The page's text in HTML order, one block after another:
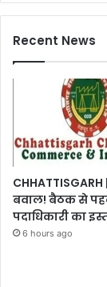
Recent News
बवाल! बैठक से
पदाधिकारी का
6 hours ago